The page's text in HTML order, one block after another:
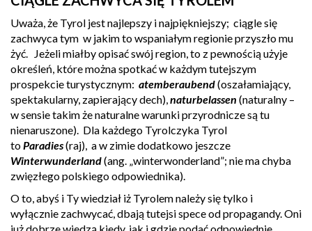
Uważa, że Tyrol jest najlepszy i najpiękniejszy; ciągle się
zachwyca tym w jakim to wspaniałym regionie przyszło mu
żyć. Jeżeli miałby opisać swój region, to z pewnością użyje
określeń, które można spotkać w każdym tutejszym
prospekcie turystycznym: atemberaubend(oszałamiający,
spektakularny, zapierający dech),naturbelassen (naturalny –
w sensie takim że naturalne warunki przyrodnicze są tu
nienaruszone). Dla każdego Tyrolczyka Tyrol
toParadies(raj), a w zimie dodatkowo jeszcze
Winterwunderland(ang. „winterwonderland”; nie ma chyba
zwięzłego polskiego odpowiednika).
O to, abyś i Ty wiedział iż Tyrolem należy się tylko i
wyłącznie zachwycać, dbają tutejsi spece od propagandy. Oni